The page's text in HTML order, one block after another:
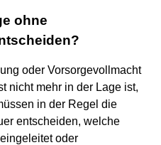
ohne
oder Vorsorgevollmacht
nicht mehr in der Lage ist,
in der Regel die
entscheiden, welche
oder